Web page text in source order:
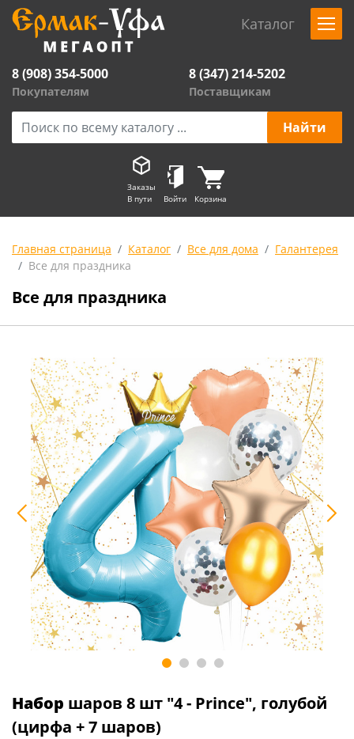
Каталог
8 (908) 354-5000
Покупателям
8 (347) 214-5202
Поставщикам
Заказы
В пути
Войти Корзина
Главная страница Каталог Все для дома
Галантерея
Все для праздника
Все для праздника
Набор шаров 8 шт "4 - Prince", голубой
(цирфа + 7 шаров)